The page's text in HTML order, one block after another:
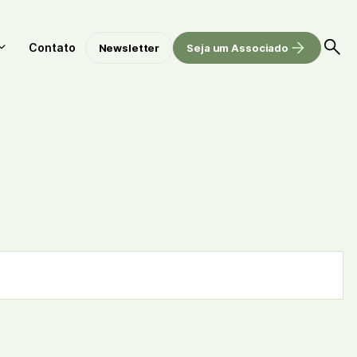
Contato Newsletter Seja um Associado